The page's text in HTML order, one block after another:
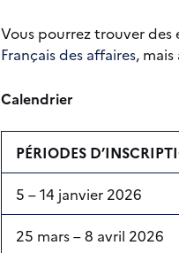
Vous pourrez trouver des
Français des affaires,
Calendrier
PÉRIODES
5 – 14 janvier 2026
25 mars – 8 avril 2026